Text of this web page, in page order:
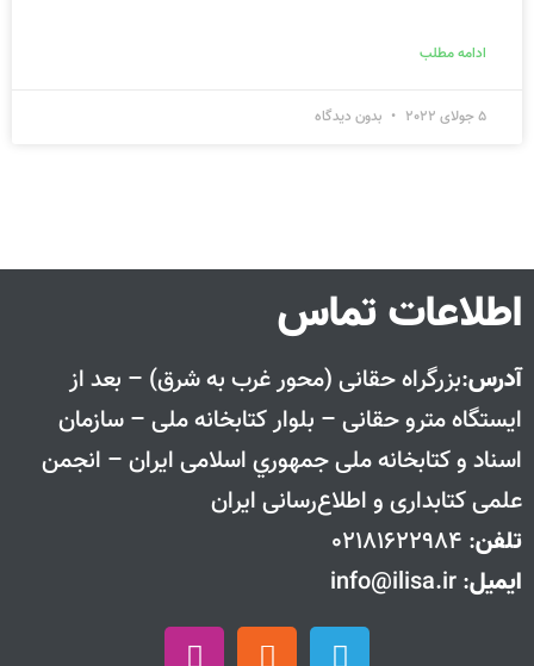
ادامه مطلب
5 جولای 2022 بدون دیدگاه
اطلاعات تماس
آدرس:بزرگراه حقانی (محور غرب به شرق) – بعد از
ايستگاه مترو حقانی – بلوار كتابخانه ملی – سازمان
اسناد و كتابخانه ملی جمهوري اسلامی ايران – انجمن
علمی کتابداری و اطلاع‌رسانی ایران
تلفن: 02181622984
ایمیل: info@ilisa.ir